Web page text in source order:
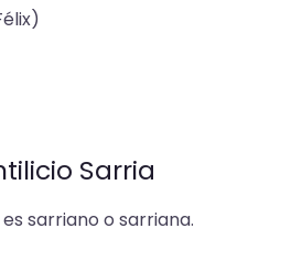
Sarria
es sarriano o sarriana.